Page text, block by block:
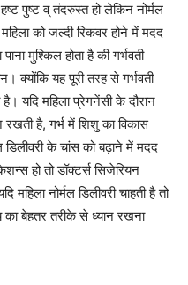
पुष्ट व् तंदरुस्त हो लेकिन नोर्मल
महिला को जल्दी रिकवर होने में मदद
मुश्किल होता है की गर्भवती
क्योंकि यह पूरी तरह से गर्भवती
है। यदि महिला प्रेगनेंसी के दौरान
है, गर्भ में शिशु का विकास
डिलीवरी के चांस को बढ़ाने में मदद
हो तो डॉक्टर्स सिजेरियन
नोर्मल डिलीवरी चाहती है तो
का बेहतर तरीके से ध्यान रखना